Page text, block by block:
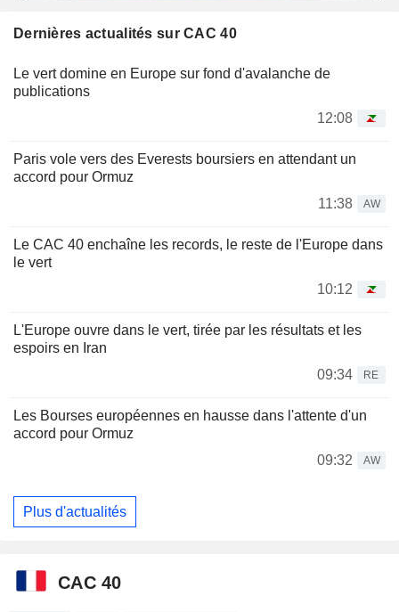
Dernières actualités sur CAC 40
Le vert domine en Europe sur fond d'avalanche de
publications
12:08
Paris vole vers des Everests boursiers en attendant un
accord pour Ormuz
11:38
AW
Le CAC 40 enchaîne les records, le reste de l'Europe dans
le vert
10:12
L'Europe ouvre dans le vert, tirée par les résultats et les
espoirs en Iran
09:34
RE
Les Bourses européennes en hausse dans l'attente d'un
accord pour Ormuz
09:32
AW
Plus d'actualités
CAC 40